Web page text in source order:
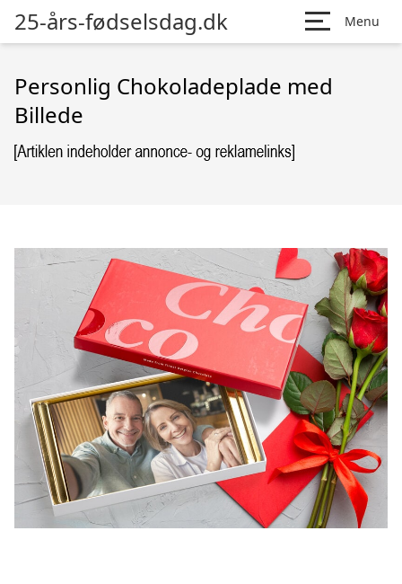
25-års-fødselsdag.dk Menu
Personlig Chokoladeplade med
Billede